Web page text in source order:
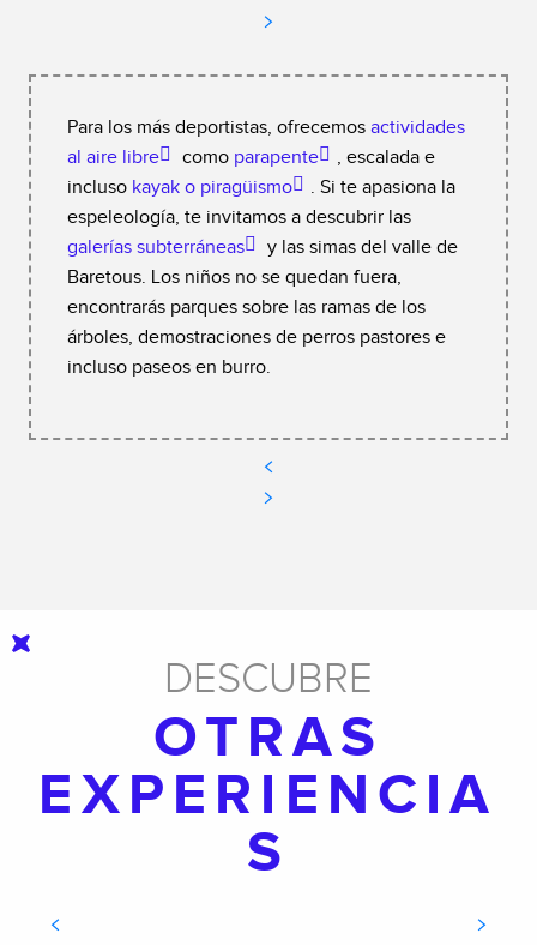
Para los más deportistas, ofrecemos actividades
al aire libre
como parapente
, escalada e
incluso kayak o piragüismo
. Si te apasiona la
espeleología, te invitamos a descubrir las
galerías subterráneas
y las simas del valle de
Baretous. Los niños no se quedan fuera,
encontrarás parques sobre las ramas de los
árboles, demostraciones de perros pastores e
incluso paseos en burro.
DESCUBRE
OTRAS
EXPERIENCIA
S
LE CHEMIN DE LA MÂTURE